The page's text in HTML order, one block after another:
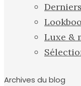
Luxe &
Archives du blog